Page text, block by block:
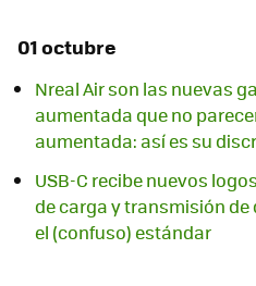
01 octubre
Nreal Air son las nuevas
aumentada que no
aumentada: así es su
USB-C recibe nuevos
de carga y transmisión
el (confuso) estándar